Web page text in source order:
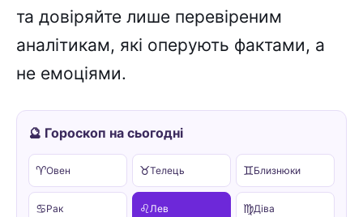
та довіряйте лише перевіреним
аналітикам, які оперують фактами, а
не емоціями.
🔮 Гороскоп на сьогодні
♈Овен ♉Телець ♊Близнюки
♋Рак ♌ Лев ♍Діва